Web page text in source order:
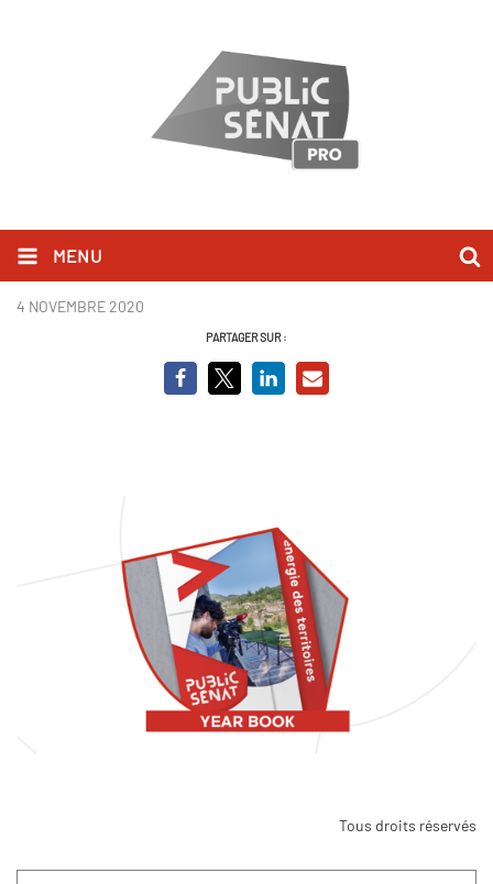
MENU
YearbookModif.png
4 NOVEMBRE 2020
PARTAGER SUR :
Tous droits réservés